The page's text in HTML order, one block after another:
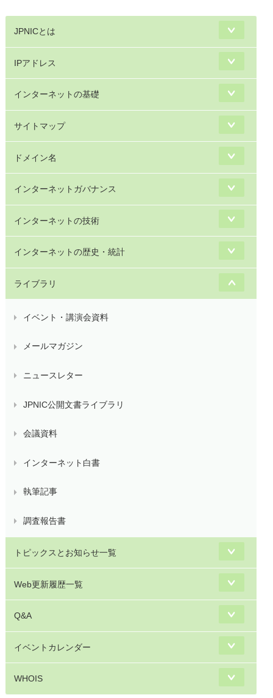
JPNICとは
IPアドレス
インターネットの基礎
サイトマップ
ドメイン名
インターネットガバナンス
インターネットの技術
インターネットの歴史・統計
ライブラリ
イベント・講演会資料
メールマガジン
ニュースレター
JPNIC公開文書ライブラリ
会議資料
インターネット白書
執筆記事
調査報告書
トピックスとお知らせ一覧
Web更新履歴一覧
Q&A
イベントカレンダー
WHOIS